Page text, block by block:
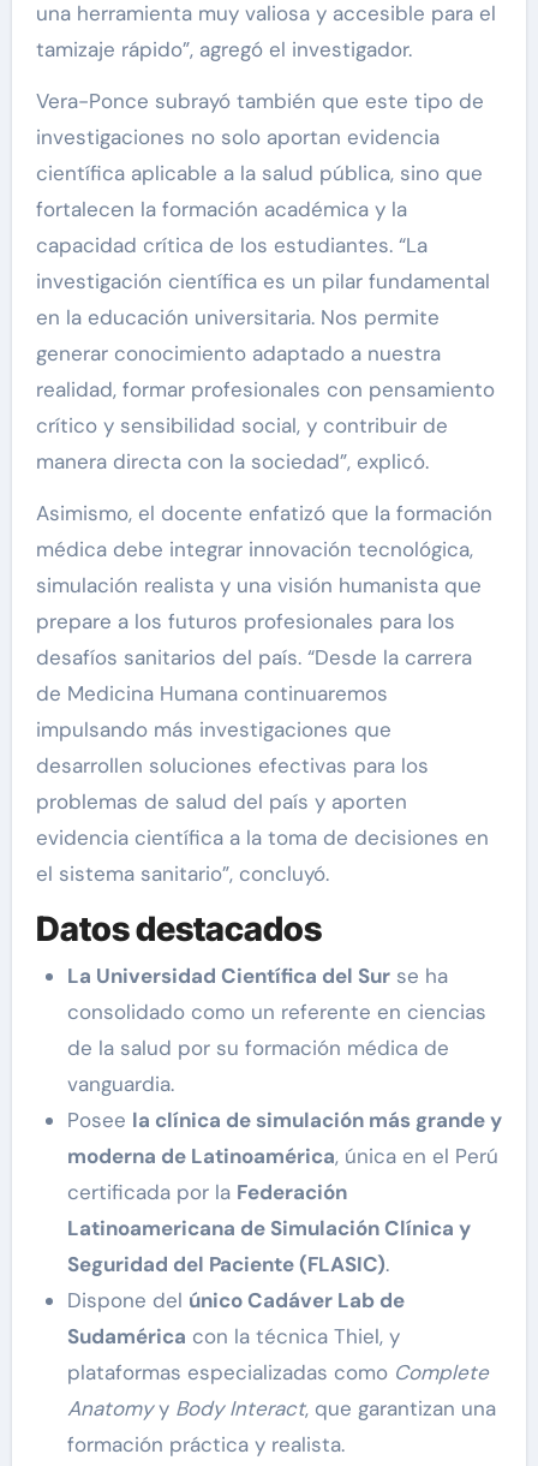
una herramienta muy valiosa y accesible para el
tamizaje rápido”, agregó el investigador.
Vera-Ponce subrayó también que este tipo de
investigaciones no solo aportan evidencia
científica aplicable a la salud pública, sino que
fortalecen la formación académica y la
capacidad crítica de los estudiantes. “La
investigación científica es un pilar fundamental
en la educación universitaria. Nos permite
generar conocimiento adaptado a nuestra
realidad, formar profesionales con pensamiento
crítico y sensibilidad social, y contribuir de
manera directa con la sociedad”, explicó.
Asimismo, el docente enfatizó que la formación
médica debe integrar innovación tecnológica,
simulación realista y una visión humanista que
prepare a los futuros profesionales para los
desafíos sanitarios del país. “Desde la carrera
de Medicina Humana continuaremos
impulsando más investigaciones que
desarrollen soluciones efectivas para los
problemas de salud del país y aporten
evidencia científica a la toma de decisiones en
el sistema sanitario”, concluyó.
Datos destacados
La Universidad Científica del Surse ha
consolidado como un referente en ciencias
de la salud por su formación médica de
vanguardia.
Posee la clínica de simulación más grande y
moderna de Latinoamérica, única en el Perú
certificada por la Federación
Latinoamericana de Simulación Clínica y
Seguridad del Paciente (FLASIC).
Dispone del único Cadáver Lab de
Sudamérica con la técnica Thiel, y
plataformas especializadas como Complete
Anatomyy Body Interact, que garantizan una
formación práctica y realista.